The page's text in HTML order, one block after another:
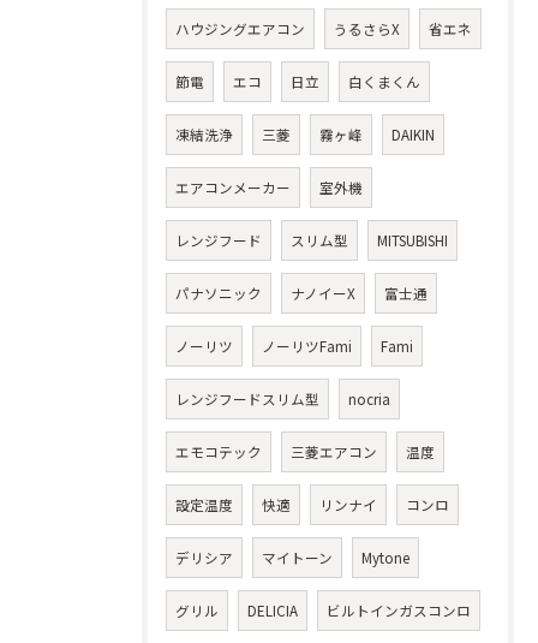
ハウジングエアコン うるさらX 省エネ
節電 エコ 日立 白くまくん
凍結洗浄 三菱 霧ヶ峰 DAIKIN
エアコンメーカー 室外機
レンジフード スリム型 MITSUBISHI
パナソニック ナノイーX 富士通
ノーリツ ノーリツFami Fami
レンジフードスリム型 nocria
エモコテック 三菱エアコン 温度
設定温度 快適 リンナイ コンロ
デリシア マイトーン Mytone
グリル DELICIA ビルトインガスコンロ